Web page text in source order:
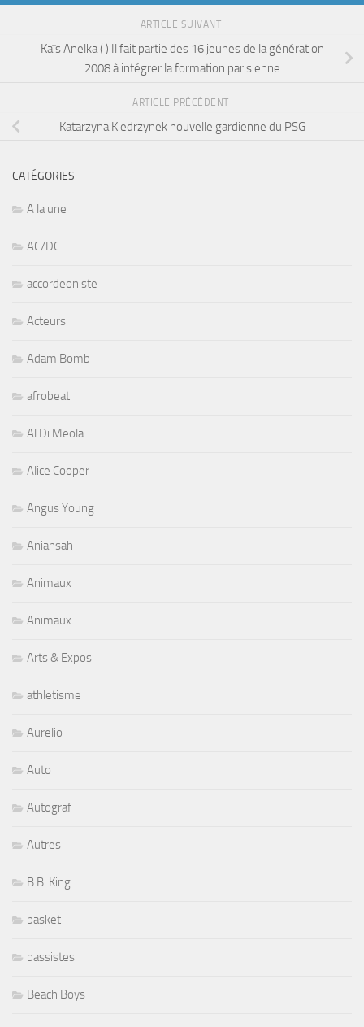
ARTICLE SUIVANT
Kaïs Anelka ( ) Il fait partie des 16 jeunes de la génération
2008 à intégrer la formation parisienne
ARTICLE PRÉCÉDENT
Katarzyna Kiedrzynek nouvelle gardienne du PSG
CATÉGORIES
A la une
AC/DC
accordeoniste
Acteurs
Adam Bomb
afrobeat
Al Di Meola
Alice Cooper
Angus Young
Aniansah
Animaux
Animaux
Arts & Expos
athletisme
Aurelio
Auto
Autograf
Autres
B.B. King
basket
bassistes
Beach Boys